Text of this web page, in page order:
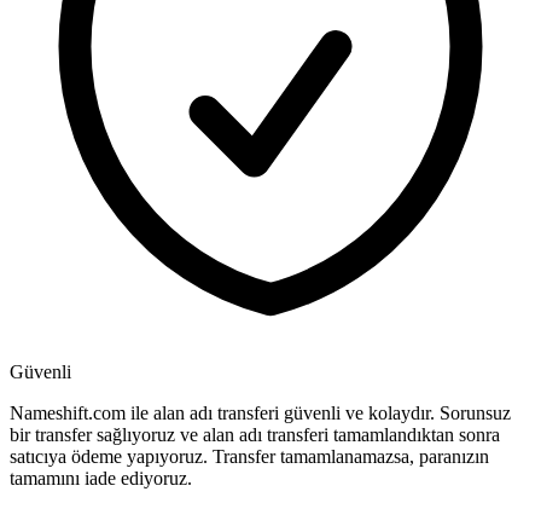
Güvenli
Nameshift.com ile alan adı transferi güvenli ve kolaydır. Sorunsuz
bir transfer sağlıyoruz ve alan adı transferi tamamlandıktan sonra
satıcıya ödeme yapıyoruz. Transfer tamamlanamazsa, paranızın
tamamını iade ediyoruz.